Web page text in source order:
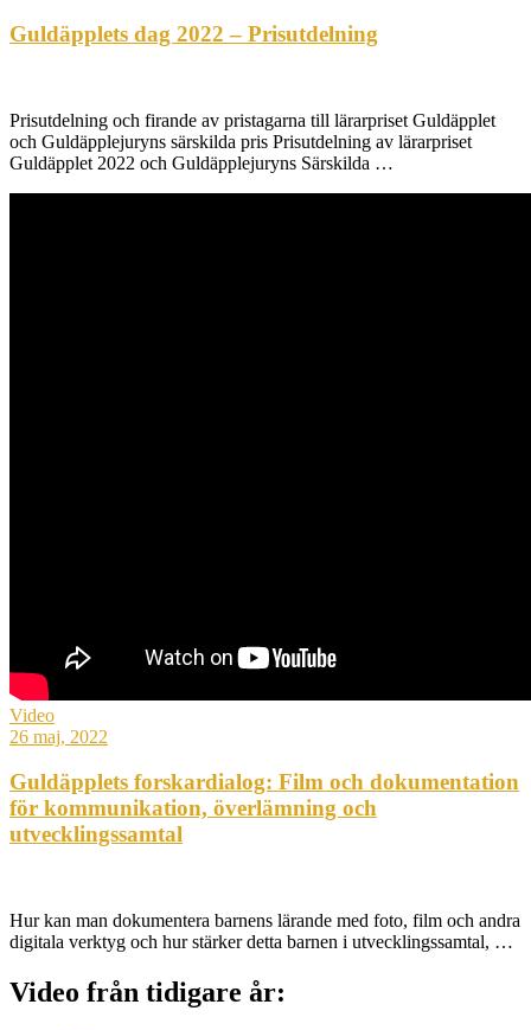
Guldäpplets dag 2022 – Prisutdelning
Prisutdelning och firande av pristagarna till lärarpriset Guldäpplet
och Guldäpplejuryns särskilda pris Prisutdelning av lärarpriset
Guldäpplet 2022 och Guldäpplejuryns Särskilda …
Video
26 maj, 2022
Guldäpplets forskardialog: Film och dokumentation
för kommunikation, överlämning och
utvecklingssamtal
Hur kan man dokumentera barnens lärande med foto, film och andra
digitala verktyg och hur stärker detta barnen i utvecklingssamtal, …
Video från tidigare år: